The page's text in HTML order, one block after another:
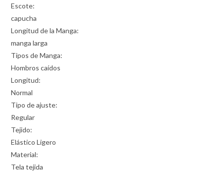
Escote:
capucha
Longitud de la Manga:
manga larga
Tipos de Manga:
Hombros caídos
Longitud:
Normal
Tipo de ajuste:
Regular
Tejido:
Elástico Ligero
Material:
Tela tejida